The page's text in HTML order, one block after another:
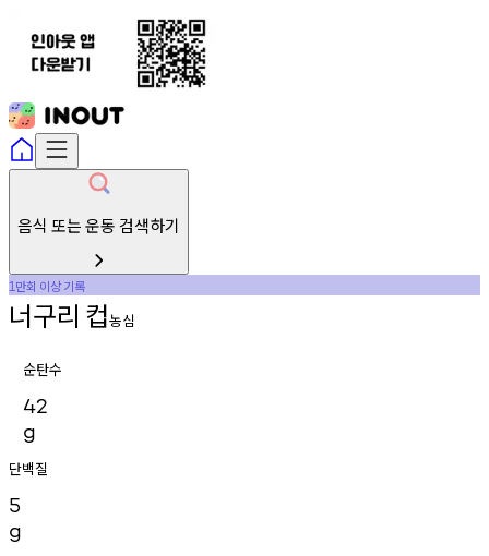
음식 또는 운동 검색하기
1만회 이상기록
너구리 컵농심
순탄수
42
g
단백질
5
g